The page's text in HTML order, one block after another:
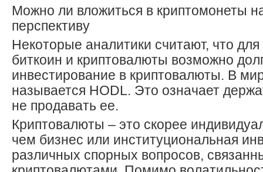
Можно ли вложиться в криптомонеты
перспективу
Некоторые аналитики считают, что
биткоин и криптовалюты возможно
инвестирование в криптовалюты. В
называется HODL. Это означает
не продавать ее.
Криптовалюты – это скорее
чем бизнес или институциональная
различных спорных вопросов,